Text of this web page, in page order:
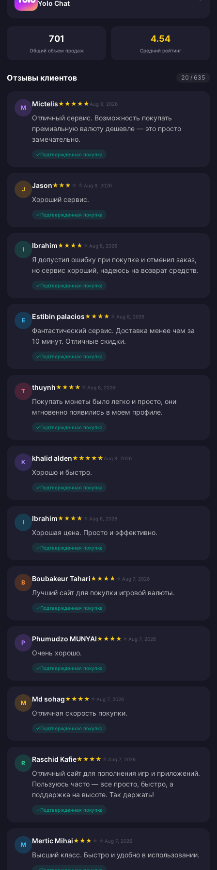
Yolo Chat
701
Общий объем продаж
4.54
Средний рейтинг
Отзывы клиентов 20 / 635
M Mictelis★ ★ ★ ★ ★ Aug 9, 2026
Отличный сервис. Возможность покупать
премиальную валюту дешевле — это просто
замечательно.
✓Подтвержденная покупка
J Jason★ ★ ★ Aug 9, 2026
Хороший сервис.
✓Подтвержденная покупка
I Ibrahim★ ★ ★ ★ Aug 8, 2026
Я допустил ошибку при покупке и отменил заказ,
но сервис хороший, надеюсь на возврат средств.
✓Подтвержденная покупка
E Estibin palacios★ ★ ★ ★ Aug 8, 2026
Фантастический сервис. Доставка менее чем за
10 минут. Отличные скидки.
✓Подтвержденная покупка
T thuynh★ ★ ★ ★ Aug 8, 2026
Покупать монеты было легко и просто, они
мгновенно появились в моем профиле.
✓Подтвержденная покупка
K khalid alden★ ★ ★ ★ ★ Aug 8, 2026
Хорошо и быстро.
✓Подтвержденная покупка
I Ibrahim★ ★ ★ ★ Aug 8, 2026
Хорошая цена. Просто и эффективно.
✓Подтвержденная покупка
B Boubakeur Tahari★ ★ ★ ★ Aug 7, 2026
Лучший сайт для покупки игровой валюты.
✓Подтвержденная покупка
P Phumudzo MUNYAI★ ★ ★ ★ Aug 7, 2026
Очень хорошо.
✓Подтвержденная покупка
M Md sohag★ ★ ★ ★ Aug 7, 2026
Отличная скорость покупки.
✓Подтвержденная покупка
R Raschid Kafie★ ★ ★ ★ Aug 7, 2026
Отличный сайт для пополнения игр и приложений.
Пользуюсь часто — все просто, быстро, а
поддержка на высоте. Так держать!
✓Подтвержденная покупка
M Mertic Mihai★ ★ ★ Aug 7, 2026
Высший класс. Быстро и удобно в использовании.